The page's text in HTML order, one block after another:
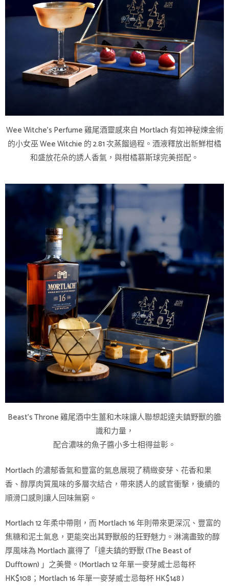
Wee Witche’s Perfume 雞尾酒靈感來自 Mortlach 有如神秘煉金術
的小女巫 Wee Witchie 的 2.81 次蒸餾過程。酒液釋放出新鮮柑橘
和盛放花朵的誘人香氣，與柑橘慕斯球完美搭配。
Beast’s Throne 雞尾酒中生薑和木味讓人聯想起達夫鎮野獸的膽
識和力量，
配合濃味的魚子醬小多士相得益彰。
Mortlach 的濃郁香氣和豐富的氣息展現了精緻麥芽、花香和果
香、醇厚肉質風味的多層次結合，帶來誘人的感官衝擊，後續的
順滑口感則讓人回味無窮。
Mortlach 12 年柔中帶剛，而 Mortlach 16 年則帶來更深沉、豐富的
焦糖和泥土氣息，更能突出其野獸般的狂野魅力。淋漓盡致的醇
厚風味為 Mortlach 贏得了「達夫鎮的野獸 (The Beast of
Dufftown) 」之美譽。(Mortlach 12 年單一麥芽威士忌每杯
HK$108；Mortlach 16 年單一麥芽威士忌每杯 HK$148 )